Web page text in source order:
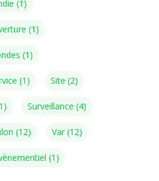
(1)
(1)
(1)
(1) Site (2)
Surveillance (4)
(12) Var(12)
(1)